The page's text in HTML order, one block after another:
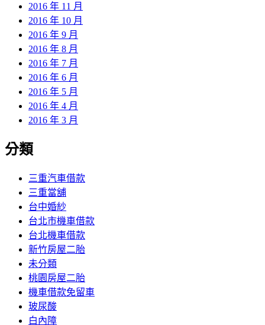
2016 年 11 月
2016 年 10 月
2016 年 9 月
2016 年 8 月
2016 年 7 月
2016 年 6 月
2016 年 5 月
2016 年 4 月
2016 年 3 月
分類
三重汽車借款
三重當舖
台中婚紗
台北市機車借款
台北機車借款
新竹房屋二胎
未分類
桃園房屋二胎
機車借款免留車
玻尿酸
白內障